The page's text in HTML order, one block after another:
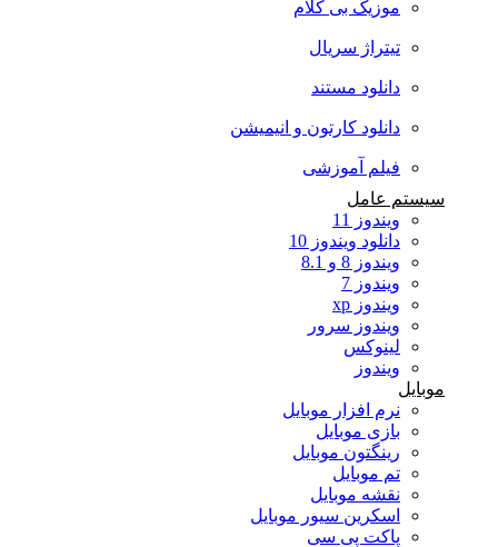
موزیک بی کلام
تیتراژ سریال
دانلود مستند
دانلود کارتون و انیمیشن
فیلم آموزشی
سیستم عامل
ویندوز 11
دانلود ویندوز 10
ویندوز 8 و 8.1
ویندوز 7
ویندوز xp
ویندوز سرور
لینوکس
ویندوز
موبایل
نرم افزار موبایل
بازی موبایل
رینگتون موبایل
تم موبایل
نقشه موبایل
اسکرین سیور موبایل
پاکت پی سی